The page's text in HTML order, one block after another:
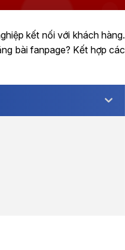
kết nối với khách hàng.
bài fanpage? Kết hợp các